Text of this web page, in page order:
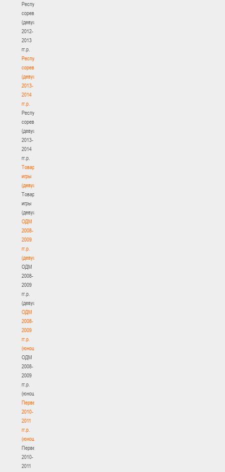
Республиканские
соревнования
(девушки)
2012-
2013
гг.р.
Республиканские
соревнования
(девушки)
2013-
2014
гг.р.
Республиканские
соревнования
(девушки)
2013-
2014
гг.р.
Товарищеские
игры
(девушки)
Товарищеские
игры
(девушки)
ОДМ
2008-
2009
гг.р.
(девушки)
ОДМ
2008-
2009
гг.р.
(девушки)
ОДМ
2008-
2009
гг.р.
(юноши)
ОДМ
2008-
2009
гг.р.
(юноши)
Первенство
2010-
2011
гг.р.
(юноши)
Первенство
2010-
2011